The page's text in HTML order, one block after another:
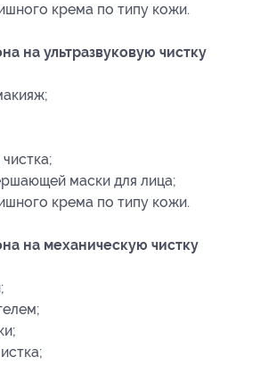
крема по типу кожи.
на ультразвуковую чистку
маски для лица;
крема по типу кожи.
на механическую чистку